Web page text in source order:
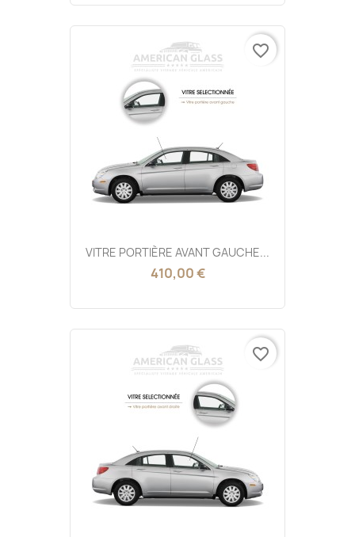
VITRE PORTIÈRE AVANT GAUCHE...
410,00 €
favorite_border
favorite_border